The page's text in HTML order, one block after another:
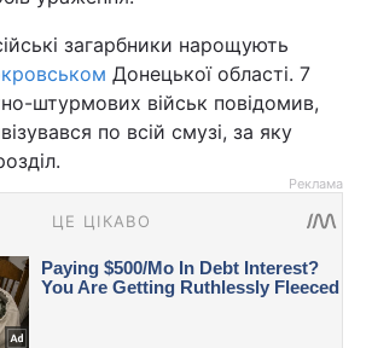
загарбники нарощують
Донецької області. 7
штурмових військ повідомив,
по всій смузі, за яку
Реклама